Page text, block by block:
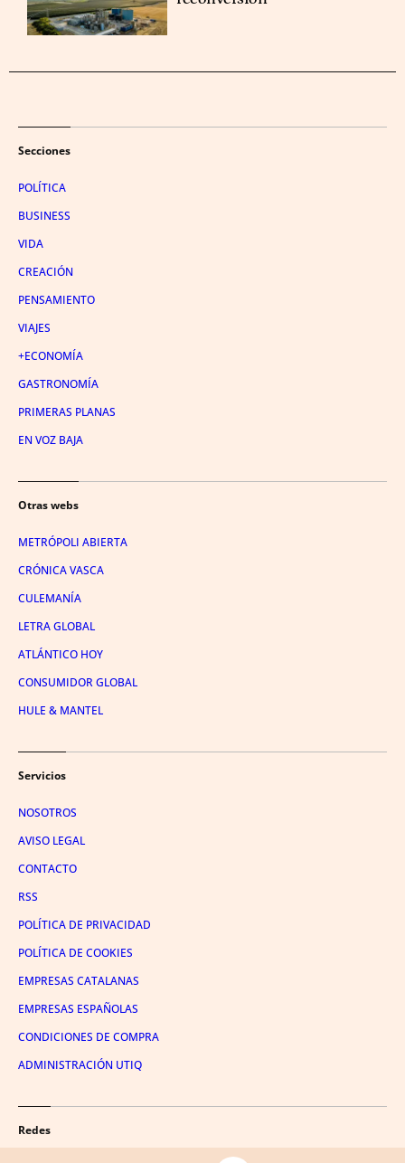
Secciones
POLÍTICA
BUSINESS
VIDA
CREACIÓN
PENSAMIENTO
VIAJES
+ECONOMÍA
GASTRONOMÍA
PRIMERAS PLANAS
EN VOZ BAJA
Otras webs
METRÓPOLI ABIERTA
CRÓNICA VASCA
CULEMANÍA
LETRA GLOBAL
ATLÁNTICO HOY
CONSUMIDOR GLOBAL
HULE & MANTEL
Servicios
NOSOTROS
AVISO LEGAL
CONTACTO
RSS
POLÍTICA DE PRIVACIDAD
POLÍTICA DE COOKIES
EMPRESAS CATALANAS
EMPRESAS ESPAÑOLAS
CONDICIONES DE COMPRA
ADMINISTRACIÓN UTIQ
Redes